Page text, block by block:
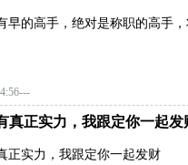
早的高手，绝对是称职的高手
---
真正实力，我跟定你一起发
正实力，我跟定你一起发财